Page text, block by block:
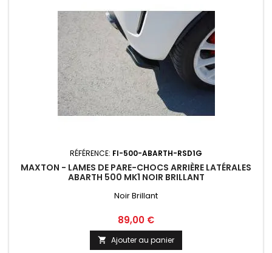
RÉFÉRENCE: FI-500-ABARTH-RSD1G
MAXTON - LAMES DE PARE-CHOCS ARRIÈRE LATÉRALES
ABARTH 500 MK1 NOIR BRILLANT
Noir Brillant
Prix
89,00 €
 Ajouter au panier